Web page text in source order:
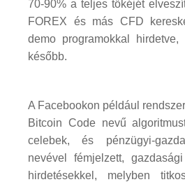
70-90% a teljes tőkéjét
FOREX és más CFD
demo programokkal
később.
A Facebookon például
Bitcoin Code nevű
celebek, és pénzügyi-
nevével fémjelzett,
hirdetésekkel, melyben